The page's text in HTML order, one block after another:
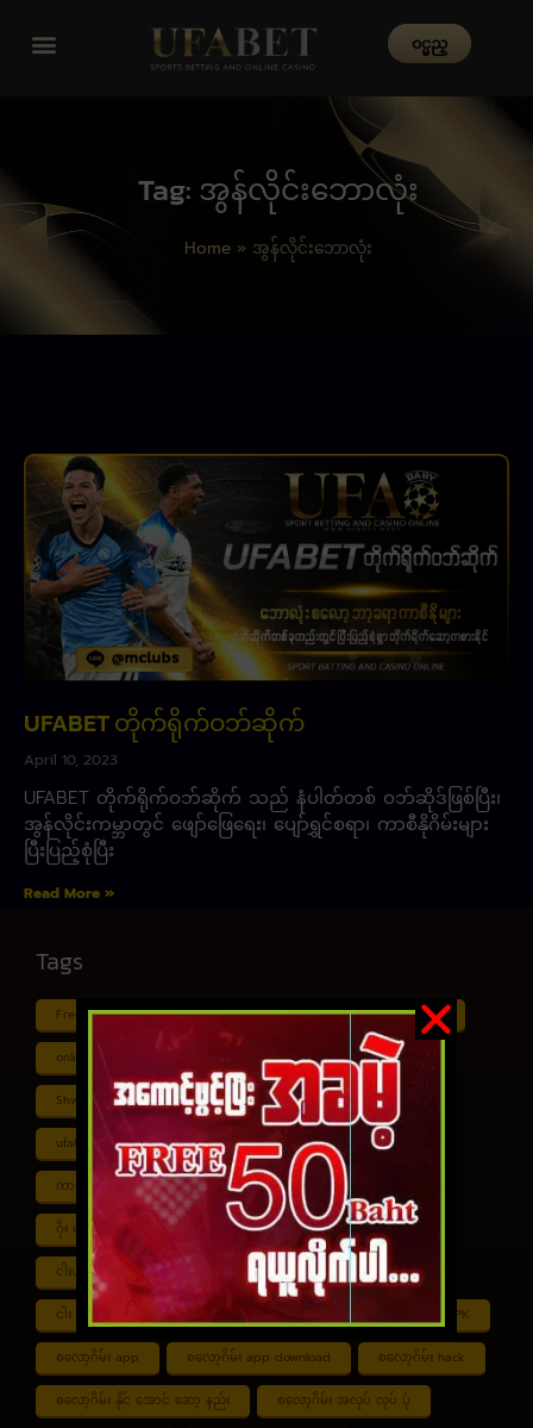
၀င္မည္
Tag: အွန်လိုင်းဘောလုံး
Home » အွန်လိုင်းဘောလုံး
UFABET တိုက်ရိုက်ဝဘ်ဆိုက်
April 10, 2023
UFABET တိုက်ရိုက်ဝဘ်ဆိုက် သည် နံပါတ်တစ် ဝဘ်ဆိုဒ်ဖြစ်ပြီး၊
အွန်လိုင်းကမ္ဘာတွင် ဖျော်ဖြေရေး၊ ပျော်ရွှင်စရာ၊ ကာစီနိုဂိမ်းများ
ပြီးပြည့်စုံပြီး
Read More »
Tags
Free ငါး ပစ် ဂိမ်း Myanmar ကာစီနို Online ငါး ဂိမ်း apk
online ငါး ပစ် ဂိမ်းapp Shan Koe Mee ငါး ပစ် ဂိမ်း
Shwe ကာစီနို APK UFABET ufabet888
ufabet เข้าสู่ระบบ ကာစီနို app ကာစီနို ဂိမ်း
ကာစီနို ငါး ပစ် ဂိမ်း ကာစီနို စလော့ဂိမ်း ကျွဲ စလော့ဂိမ်း
ဂိုး ပေါင်း လောင်း နည်း ငါး ဂိမ်း ငွေ အကောင် ဆုံး
ငါးပစ်ဂိမ်း App download ငါး ပစ် ဂိမ်း link
ငါး ပစ် ဂိမ်း ဆော့ နည်း ငါး ပစ် ဂိမ်း ပိုက်ဆံ ရ စလော့ဂိမ်း APK
စလော့ဂိမ်း app စလော့ဂိမ်း app download စလော့ဂိမ်း hack
စလော့ဂိမ်း နိုင် အောင် ဆော့ နည်း စလော့ဂိမ်း အလုပ် လုပ် ပုံ